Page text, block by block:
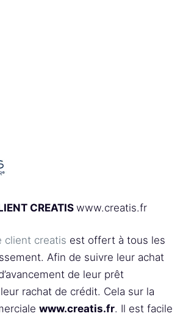
CREATIS www.creatis.fr
client creatis est offert à tous les
Afin de suivre leur achat
de leur prêt
rachat de crédit. Cela sur la
www.creatis.fr. Il est facile